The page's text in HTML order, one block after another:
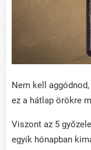
Nem kell
ez a hátlap örökre
Viszont az 5
egyik hónapban